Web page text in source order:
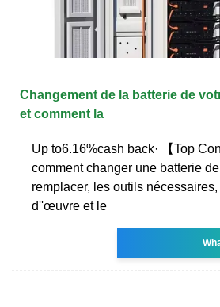
Changement de la batterie de
et comment la
Up to6.16%cash back· 【Top
comment changer une batterie
remplacer, les outils
d''œuvre et le